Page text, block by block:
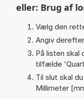
eller: Brug af
Vælg den
Angiv
På listen
tilfælde '
Til slut skal
Millimeter